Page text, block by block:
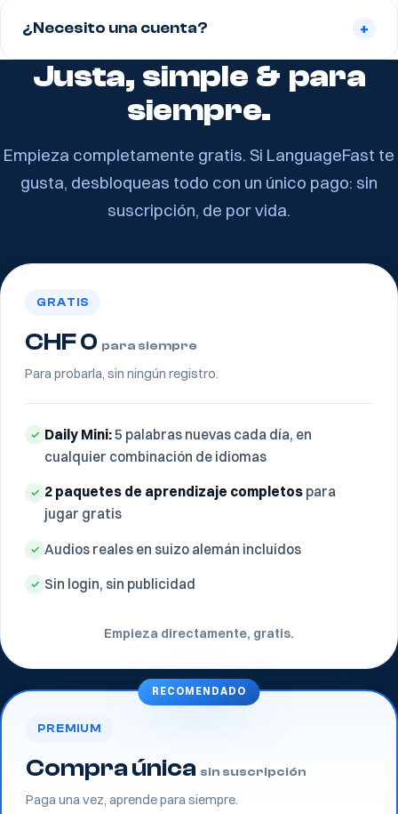
¿Necesito una cuenta? +
Justa, simple & para
siempre.
Empieza completamente gratis. Si LanguageFast te
gusta, desbloqueas todo con un único pago: sin
suscripción, de por vida.
GRATIS
CHF 0 para siempre
Para probarla, sin ningún registro.
✓ Daily Mini:5 palabras nuevas cada día, en
cualquier combinación de idiomas
✓ 2 paquetes de aprendizaje completos para
jugar gratis
✓ Audios reales en suizo alemán incluidos
✓ Sin login, sin publicidad
Empieza directamente, gratis.
RECOMENDADO
PREMIUM
Compra única sin suscripción
Paga una vez, aprende para siempre.